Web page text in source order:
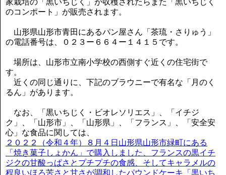
のコンポート」が販売されます。
山形県山形市青田にあるパン屋さん「茶琉・さりゅう」
の電話番号は、０２３ー６６４ー１４１５です。
場所は、山形市立南小学校の西側すぐ近くの住宅街で
す。
近くの同じ通りに、下記のブラウニーで有名な「月のく
るん」があります。
なお、「黒いちじく・ビオレソリエス」、「イチジ
ク」、「山形市」、「山形県」、「フランス」、「安全安
心」な食品に関しては、
２０２２（令和４年）８月４日山形県山形市緑町にある
「焼き菓子しょかん」で購入しました、フランスの黒イチ
ジクの甘酸っぱさとプチプチの食感、そしてキャラメルの
程良いほろ苦さと甘さが調和したパウンドケーキ「黒いち